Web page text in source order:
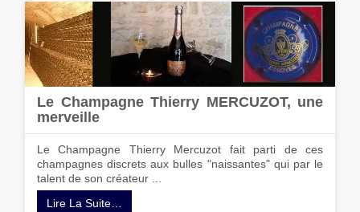
Le Champagne Thierry MERCUZOT, une
merveille
Le Champagne Thierry Mercuzot fait parti de ces
champagnes discrets aux bulles "naissantes" qui par le
talent de son créateur ...
Lire La Suite…